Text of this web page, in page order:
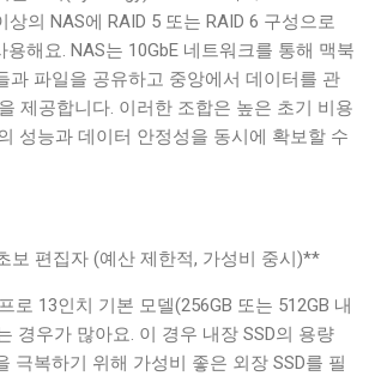
의 NAS에 RAID 5 또는 RAID 6 구성으로
용해요. NAS는 10GbE 네트워크를 통해 맥북
과 파일을 공유하고 중앙에서 데이터를 관
제공합니다. 이러한 조합은 높은 초기 비용
성능과 데이터 안정성을 동시에 확보할 수
보 편집자 (예산 제한적, 가성비 중시)**
로 13인치 기본 모델(256GB 또는 512GB 내
경우가 많아요. 이 경우 내장 SSD의 용량
극복하기 위해 가성비 좋은 외장 SSD를 필